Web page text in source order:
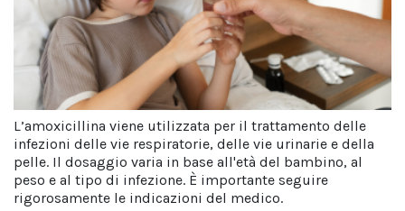
L’amoxicillina viene utilizzata per il trattamento delle
infezioni delle vie respiratorie, delle vie urinarie e della
pelle. Il dosaggio varia in base all'età del bambino, al
peso e al tipo di infezione. È importante seguire
rigorosamente le indicazioni del medico.